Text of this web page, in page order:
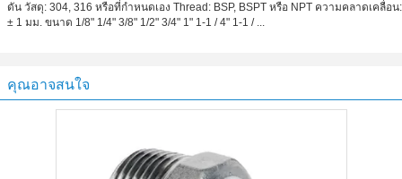
ดัน วัสดุ: 304, 316 หรือที่กำหนดเอง Thread: BSP, BSPT หรือ NPT ความคลาดเคลื่อน:
± 1 มม. ขนาด 1/8" 1/4" 3/8" 1/2" 3/4" 1" 1-1 / 4" 1-1 / ...
คุณอาจสนใจ